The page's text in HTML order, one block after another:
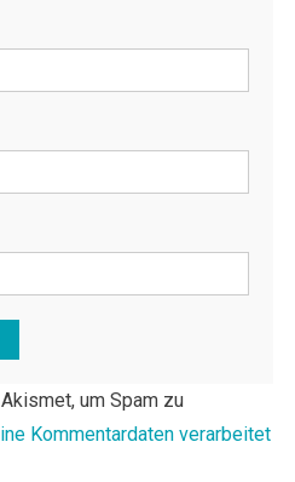
um Spam zu
Kommentardaten verarbeitet